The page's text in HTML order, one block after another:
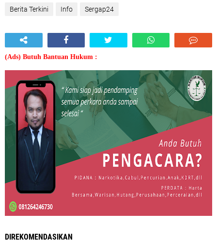
Berita Terkini Info Sergap24
(Ads) Butuh Bantuan Hukum :
DIREKOMENDASIKAN